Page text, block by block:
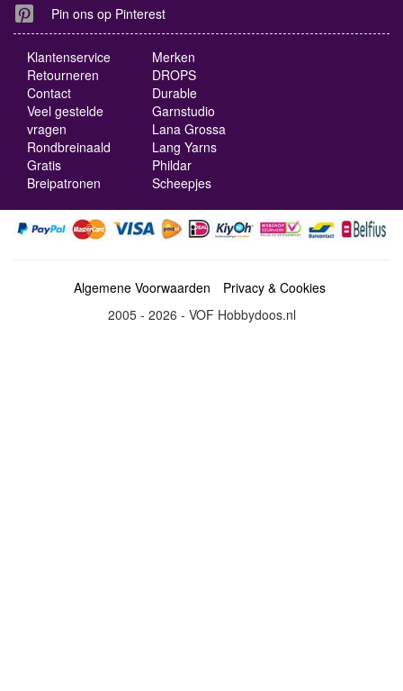
Pin ons op Pinterest
Klantenservice
Retourneren
Contact
Veel gestelde
vragen
Rondbreinaald
Gratis
Breipatronen
Merken
DROPS
Durable
Garnstudio
Lana Grossa
Lang Yarns
Phildar
Scheepjes
Algemene Voorwaarden
Privacy & Cookies
2005 - 2026 - VOF Hobbydoos.nl